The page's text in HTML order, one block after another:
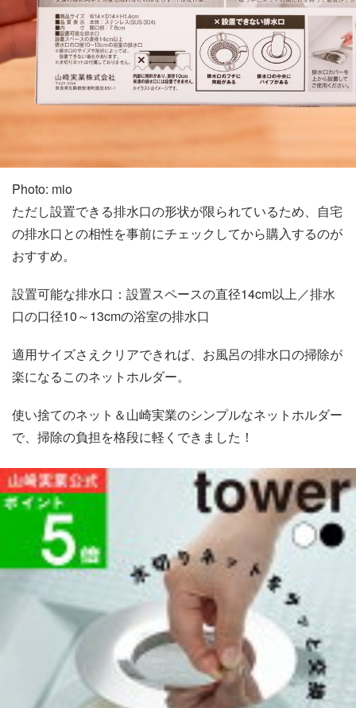
Photo: mio
ただし設置できる排水口の形状が限られているため、自宅
の排水口との相性を事前にチェックしてから購入するのが
おすすめ。
設置可能な排水口：設置スペースの直径14cm以上／排水
口の口径10～13cmの浴室の排水口
適用サイズさえクリアできれば、お風呂の排水口の掃除が
楽になるこのネットホルダー。
使い捨てのネット＆山崎実業のシンプルなネットホルダー
で、掃除の負担を格段に軽くできました！